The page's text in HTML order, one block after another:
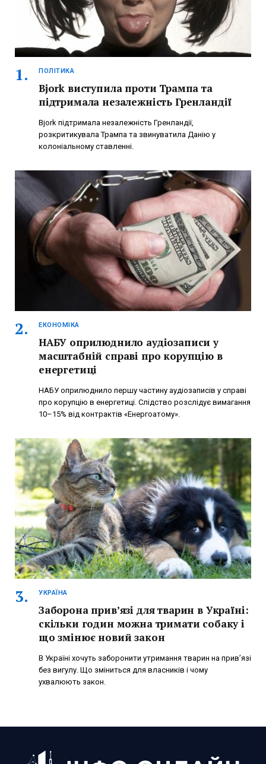
ПОЛІТИКА
Bjork виступила проти Трампа та
підтримала незалежність Гренландії
Bjork підтримала незалежність Гренландії,
розкритикувала Трампа та звинуватила Данію у
колоніальному ставленні.
ЕКОНОМІКА
НАБУ оприлюднило аудіозаписи у
масштабній справі про корупцію в
енергетиці
НАБУ оприлюднило першу частину аудіозаписів у справі
про корупцію в енергетиці. Слідство розслідує вимагання
10–15% від контрактів «Енергоатому».
УКРАЇНА
Заборона прив’язі для тварин в Україні:
скільки годин можна тримати собаку і
що змінює новий закон
В Україні хочуть заборонити утримання тварин на прив’язі
без вигулу. Що зміниться для власників і чому
ухвалюють закон.